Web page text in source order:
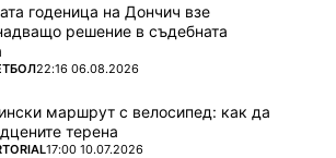
годеница на Дончич взе
решение в съдебната
ОТ 22:16 06.08.2026
маршрут с велосипед: как да
терена
ОТ 17:00 10.07.2026